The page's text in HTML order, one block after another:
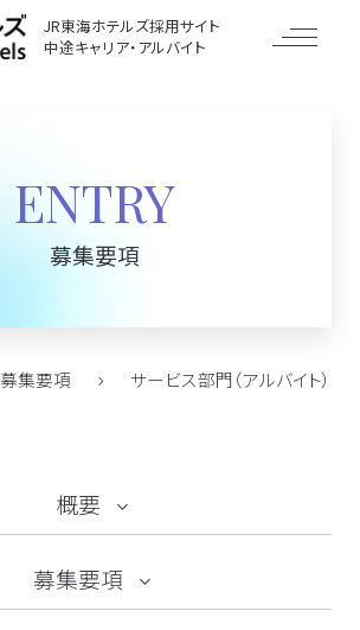
JR東海ホテルズ採用サイト
中途キャリア・アルバイト
募集要項
ENTRY
募集要項 サービス部門（アルバイト）
概要
募集要項